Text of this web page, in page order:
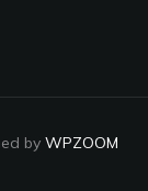
by WPZOOM